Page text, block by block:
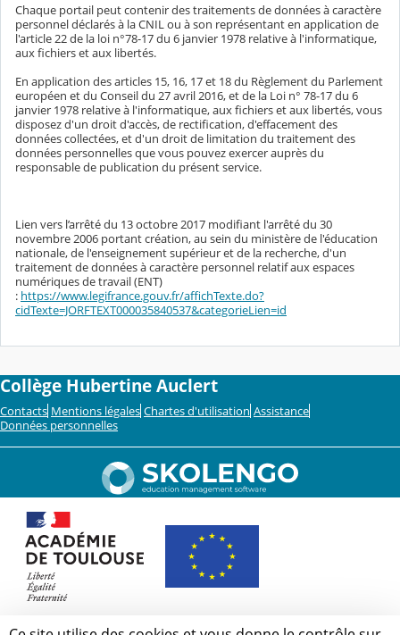
Chaque portail peut contenir des traitements de données à caractère
personnel déclarés à la CNIL ou à son représentant en application de
l'article 22 de la loi n°78-17 du 6 janvier 1978 relative à l'informatique,
aux fichiers et aux libertés.
En application des articles 15, 16, 17 et 18 du Règlement du Parlement
européen et du Conseil du 27 avril 2016, et de la Loi n° 78-17 du 6
janvier 1978 relative à l'informatique, aux fichiers et aux libertés, vous
disposez d'un droit d'accès, de rectification, d'effacement des
données collectées, et d'un droit de limitation du traitement des
données personnelles que vous pouvez exercer auprès du
responsable de publication du présent service.
Lien vers l’arrêté du 13 octobre 2017 modifiant l'arrêté du 30
novembre 2006 portant création, au sein du ministère de l'éducation
nationale, de l'enseignement supérieur et de la recherche, d'un
traitement de données à caractère personnel relatif aux espaces
numériques de travail (ENT)
: https://www.legifrance.gouv.fr/affichTexte.do?
cidTexte=JORFTEXT000035840537&categorieLien=id
Collège Hubertine Auclert
Contacts Mentions légales Chartes d'utilisation Assistance
Données personnelles